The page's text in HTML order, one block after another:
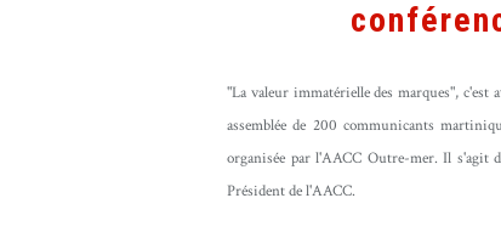
"La valeur immatérielle des marques",
assemblée de 200 communicants
organisée par l'AACC Outre-mer. Il s'agit
Président de l'AACC.